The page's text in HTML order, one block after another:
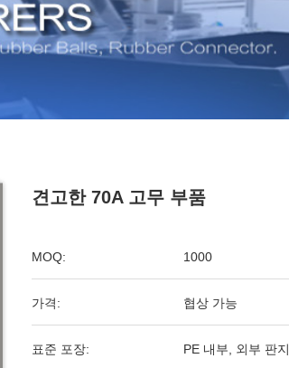
견고한 70A 고무 부품
MOQ: 1000
가격: 협상 가능
표준 포장: PE 내부, 외부 판지